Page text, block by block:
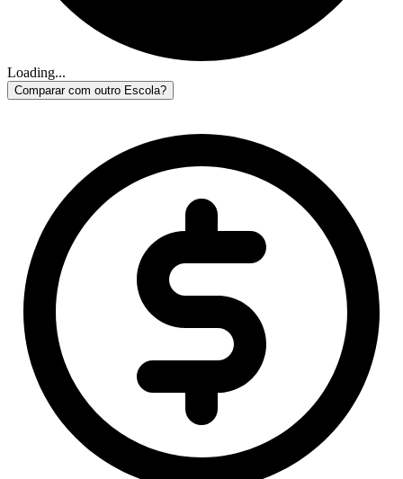
Loading...
Comparar com outro Escola?